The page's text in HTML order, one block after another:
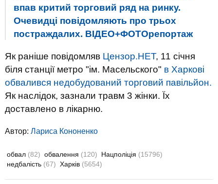
впав критий торговий ряд на ринку.
Очевидці повідомляють про трьох
постраждалих. ВІДЕО+ФОТОрепортаж
Як раніше повідомляв Цензор.НЕТ, 11 січня
біля станції метро "ім. Масельского" в Харкові
обвалився недобудований торговий павільйон.
Як наслідок, зазнали травм 3 жінки. Їх
доставлено в лікарню.
Автор: Лариса Кононенко
обвал (82) обвалення (120) Нацполіція (15796)
недбалість (67) Харків (5654)